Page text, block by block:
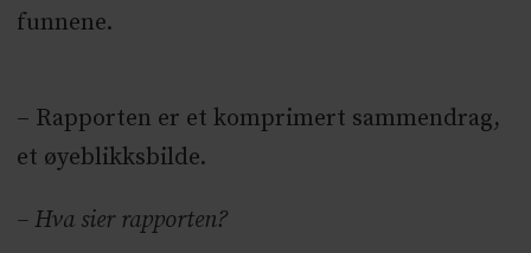
funnene.
– Rapporten er et komprimert sammendrag,
et øyeblikksbilde.
– Hva sier rapporten?